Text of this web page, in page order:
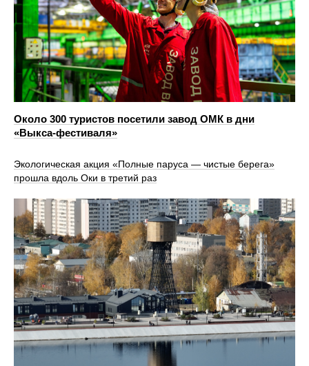
Около 300 туристов посетили завод ОМК в дни
«Выкса-фестиваля»
Экологическая акция «Полные паруса — чистые берега»
прошла вдоль Оки в третий раз